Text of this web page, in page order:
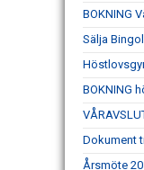
BOKNING
Sälja
BOKNING
Dokument
Årsmöte